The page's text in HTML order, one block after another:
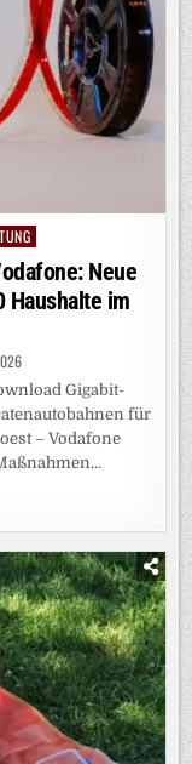
Neue
Haushalte im
Gigabit-
für
– Vodafone